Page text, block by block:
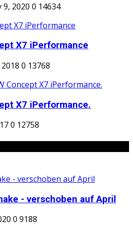
9, 2020 0 14634
X7 iPerformance
0 13768
X7 iPerformance.
0 12758
- verschoben auf April
0 9188